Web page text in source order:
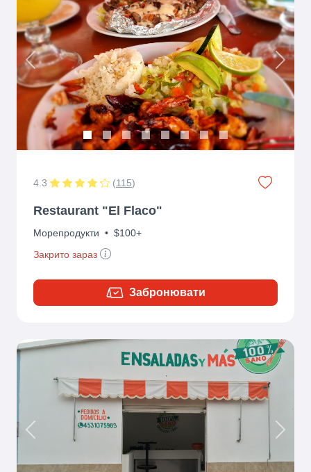
Previous Next
4.3 (115)
Restaurant "El Flaco"
Морепродукти • $100+
Закрито зараз
Забронювати
Previous Next